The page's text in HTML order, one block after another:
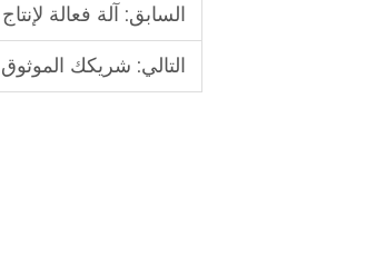
السابق: آلة فعالة
التالي: شريكك الموثوق